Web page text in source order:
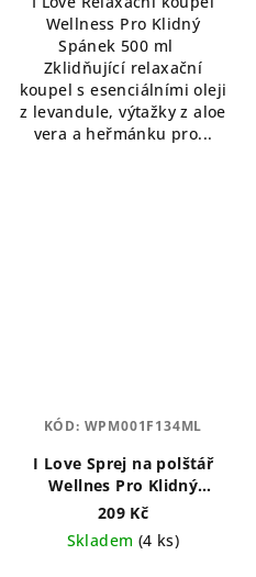
z
5
hvězdiček.
Wellness Pro Klidný
Spánek 500 ml
Zklidňující relaxační
koupel s esenciálními oleji
z levandule, výtažky z aloe
vera a heřmánku pro...
I Love Sprej na polštář
Wellnes Pro Klidný
Spánek 125 ml
209 Kč
Skladem (4 ks)
KÓD: WPM001F134ML